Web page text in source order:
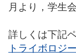
月より，学生
詳しくは下記
トライボロジ